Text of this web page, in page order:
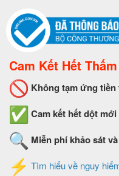
Cam Kết Hết
Không tạm ứng
Cam kết hết dột
Miễn phí khảo sát
Tìm hiểu về nguy